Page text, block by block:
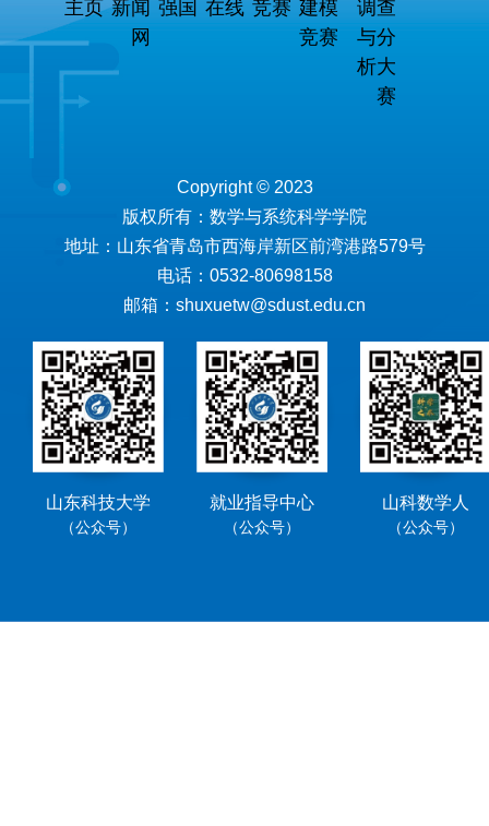
主页 新闻
网
强国 在线 竞赛 建模
竞赛
调查
与分
析大
赛
Copyright © 2023
版权所有：数学与系统科学学院
地址：山东省青岛市西海岸新区前湾港路579号
电话：0532-80698158
邮箱：shuxuetw@sdust.edu.cn
山东科技大学
（公众号）
就业指导中心
（公众号）
山科数学人
（公众号）